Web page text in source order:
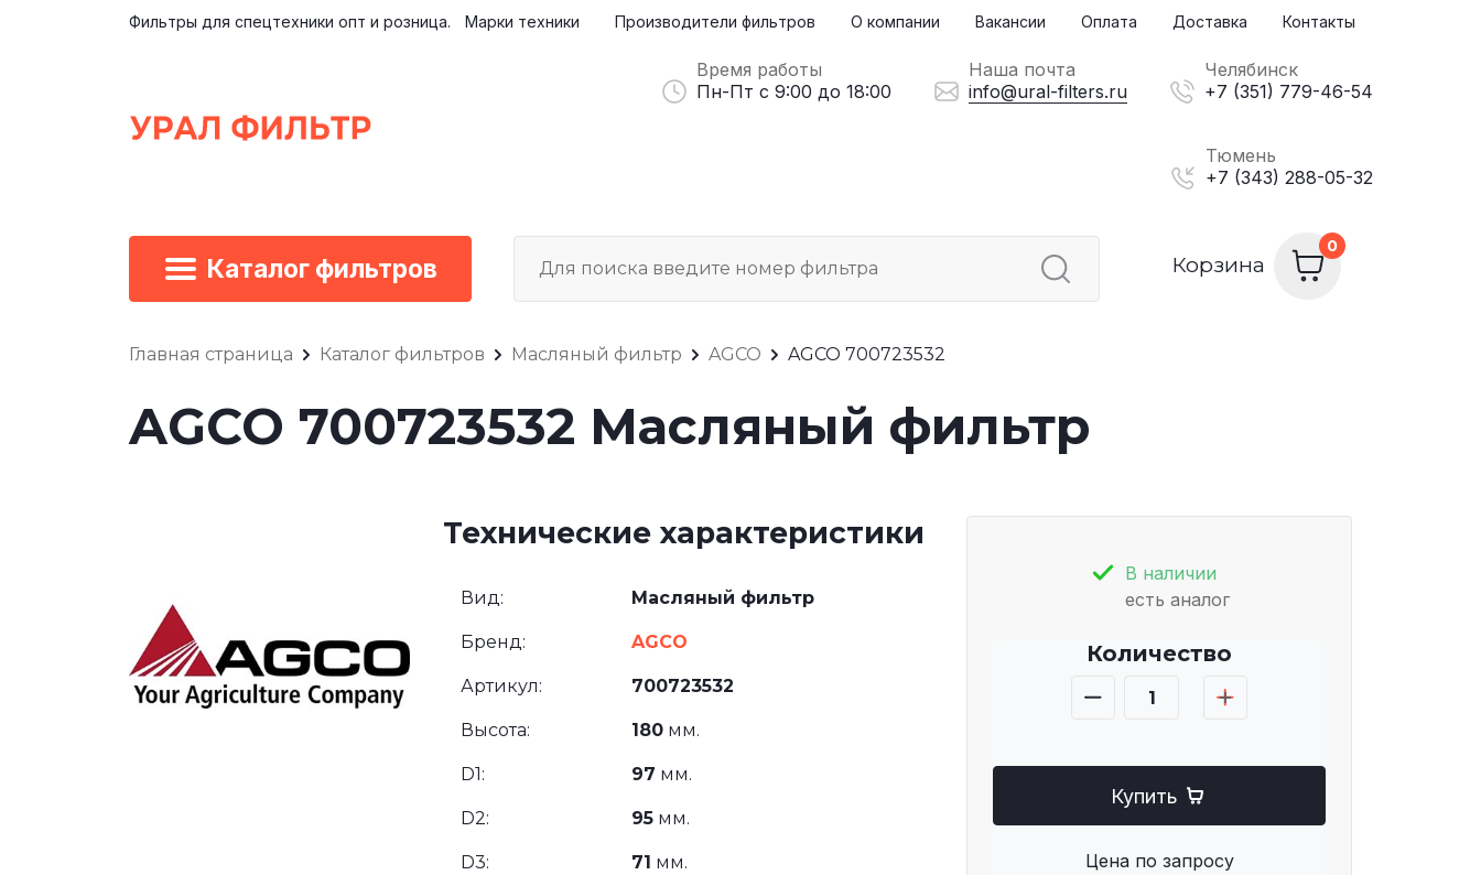
Каталог фильтров Корзина
Фильтры для спецтехники опт и розница. Марки техники Производители фильтров О компании Вакансии Оплата Доставка Контакты
Время работы
Пн-Пт с 9:00 до 18:00
Наша почта
info@ural-filters.ru
Челябинск
+7 (351) 779-46-54
Тюмень
+7 (343) 288-05-32
Главная страница Каталог фильтров Масляный фильтр AGCO AGCO 700723532
AGCO 700723532 Масляный фильтр
В наличии
есть аналог
Количество
Купить
Цена по запросу
Технические характеристики
Вид: Масляный фильтр
Бренд: AGCO
Артикул: 700723532
Высота: 180 мм.
D1: 97 мм.
D2: 95 мм.
D3: 71 мм.